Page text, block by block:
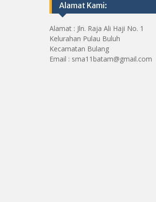
Alamat Kami:
Alamat : Jln. Raja Ali Haji No. 1
Kelurahan Pulau Buluh
Kecamatan Bulang
Email : sma11batam@gmail.com